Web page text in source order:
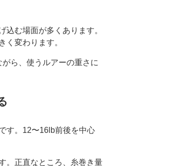
込む場面が多くあります。
く変わります。
ら、使うルアーの重さに
す。12〜16lb前後を中心
。正直なところ、糸巻き量